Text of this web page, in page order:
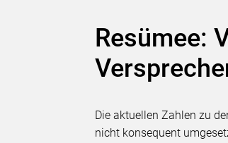
Resümee:
Die aktuellen Zahlen zu
nicht konsequent